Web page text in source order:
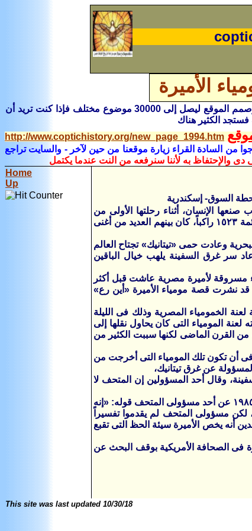
الأميرة
هناك فى صفحة خاصة أسمها صفحة الفهرس تفاصيل كاملة لباقى الموضوعات وصمم الموقع ليصل إلى 30000 موضوع مختلف فإذا كنت تريد أن
الكثير هناك
http://www.coptichistory.org/new_page_1994.htm
من السادة القراء زيارة موقعنا من حين لآخر - والسايت تراجع
والإحتفاظ به لأننا سنرفعه من النت عندما يكتمل
Home
Up
ركاب صنعها الإنسان، أثناء رحلتها الأولى من
إنجلترا إلى الولايات المتحدة الأمريكية، وغرق مع السفينة التى كانت أشبه بمدينة عائمة ١٥٢٣ راكباً، كان بينهم العديد من أغنى
وعادت حمى «تيتانيك» تجتاح العالم
سر غرق السفينة يلهب خيال الباقين
مسروقة لأميرة مصرية عاشت قبل أكثر
نشرت قصة مومياء الأميرة «أين رع»
الخمومياء المصرية وذلك فى الليلة
المومياء التى كان يحاول نقلها إلى
من القرن الماضى لكنها سببت الكثير من
توفيت عام ١٠٥٠ ق.م، لكنهم يفكرون فى أن تكون تلك المومياء التى أخرجت من
عن غرق تيتانيك،
وقال أحد المسؤولين إن المتحف لا
ونقل مارجورى كايجل فى كتابه «كنوز المتحف البريطانى» صفحة ١٠٢ الصادر عام ١٩٨٥ عن أحد مسؤولى المتحف قوله: «إنه
لكن مسؤولى المتحف لم يقدموا تفسيراً
أنه يخص الأميرة سيئة الحظ التى تقبع
يطالب ضمن دعوات كثيرة فى الصحافة الأمريكية بوقف البحث عن
This site was last updated 10/30/18